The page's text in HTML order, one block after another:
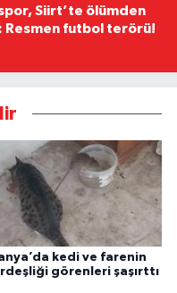
Siirt’te ölümden
Resmen futbol terörü!
kedi ve farenin
görenleri şaşırttı